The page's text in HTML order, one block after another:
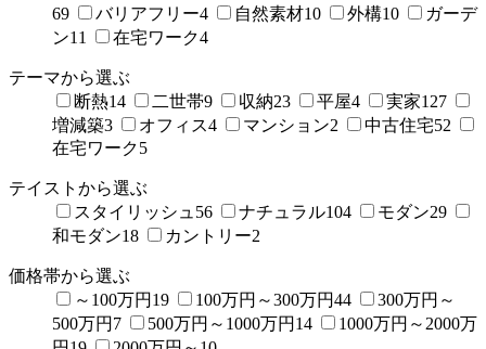
69
バリアフリー4 自然素材10 外構10
ガーデ
ン11 在宅ワーク4
テーマから選ぶ
断熱14 二世帯9 収納23 平屋4 実家127
増減築3 オフィス4 マンション2 中古住宅52
在宅ワーク5
テイストから選ぶ
スタイリッシュ 56 ナチュラル104 モダン29
和モダン18 カントリー2
価格帯から選ぶ
～100万円 19 100万円～300万円44
300万円～
500万円 7 500万円～1000万円 14
1000万円～2000万